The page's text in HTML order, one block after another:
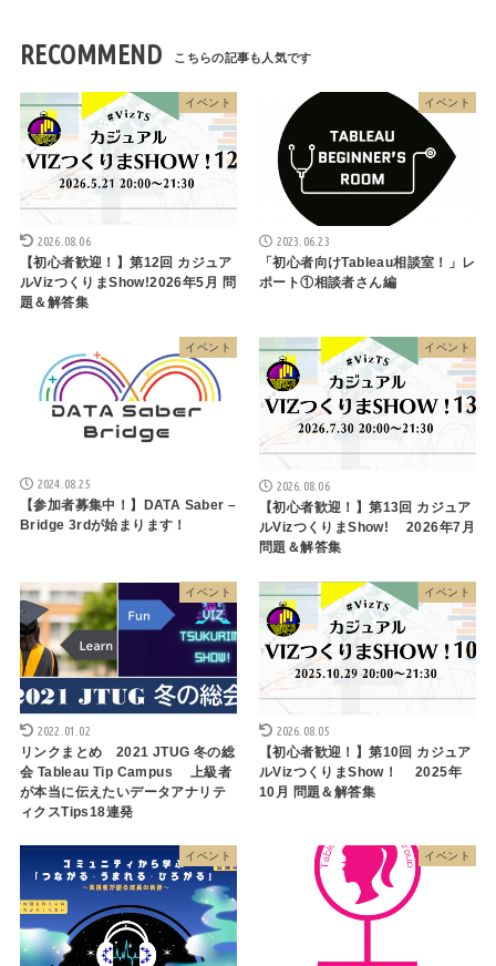
RECOMMEND
イベント
2026.08.06
【初心者歓迎！】第12回 カジュア
ルVizつくりまShow!2026年5月 問
題＆解答集
イベント
2023.06.23
「初心者向けTableau相談室！」レ
ポート①相談者さん編
イベント
2024.08.25
【参加者募集中！】DATA Saber –
Bridge 3rdが始まります！
イベント
2026.08.06
【初心者歓迎！】第13回 カジュア
ルVizつくりまShow! 2026年7月
問題＆解答集
イベント
2022.01.02
リンクまとめ 2021 JTUG 冬の総
会 Tableau Tip Campus 上級者
が本当に伝えたいデータアナリテ
ィクスTips18連発
イベント
2026.08.05
【初心者歓迎！】第10回 カジュア
ルVizつくりまShow！ 2025年
10月 問題＆解答集
イベント イベント